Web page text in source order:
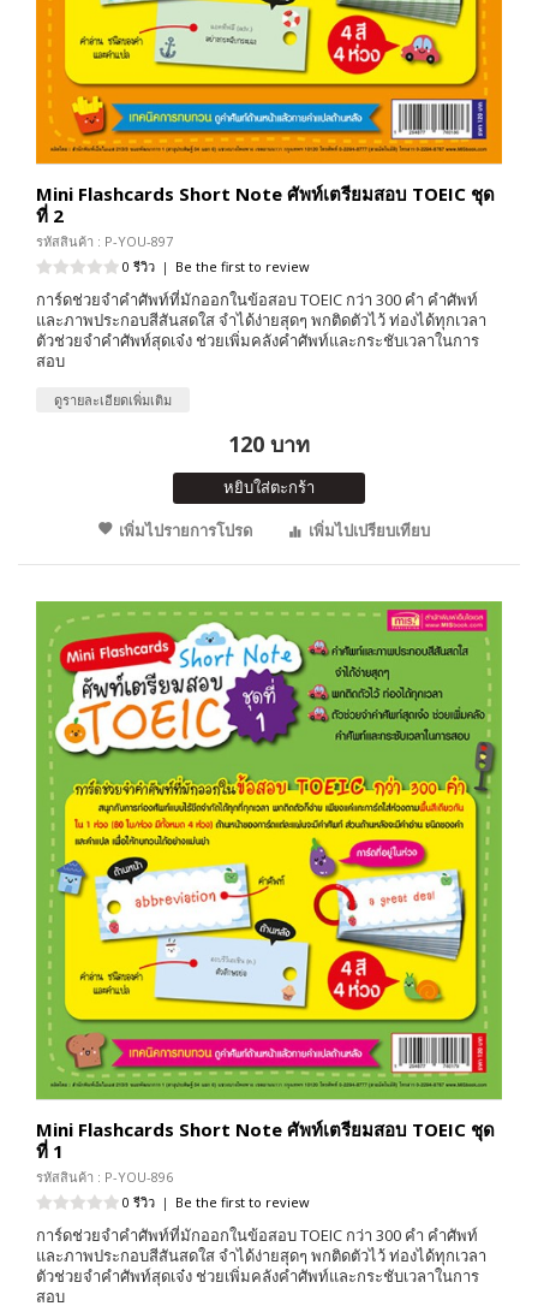
Mini Flashcards Short Note ศัพท์เตรียมสอบ TOEIC ชุด
ที่ 2
รหัสสินค้า : P-YOU-897
0 รีวิว | Be the first to review
การ์ดช่วยจำคำศัพท์ที่มักออกในข้อสอบ TOEIC กว่า 300 คำ คำศัพท์
และภาพประกอบสีสันสดใส จำได้ง่ายสุดๆ พกติดตัวไว้ ท่องได้ทุกเวลา
ตัวช่วยจำคำศัพท์สุดเจ๋ง ช่วยเพิ่มคลังคำศัพท์และกระชับเวลาในการ
สอบ
ดูรายละเอียดเพิ่มเติม
120 บาท
หยิบใส่ตะกร้า
เพิ่มไปรายการโปรด
เพิ่มไปเปรียบเทียบ
Mini Flashcards Short Note ศัพท์เตรียมสอบ TOEIC ชุด
ที่ 1
รหัสสินค้า : P-YOU-896
0 รีวิว | Be the first to review
การ์ดช่วยจำคำศัพท์ที่มักออกในข้อสอบ TOEIC กว่า 300 คำ คำศัพท์
และภาพประกอบสีสันสดใส จำได้ง่ายสุดๆ พกติดตัวไว้ ท่องได้ทุกเวลา
ตัวช่วยจำคำศัพท์สุดเจ๋ง ช่วยเพิ่มคลังคำศัพท์และกระชับเวลาในการ
สอบ